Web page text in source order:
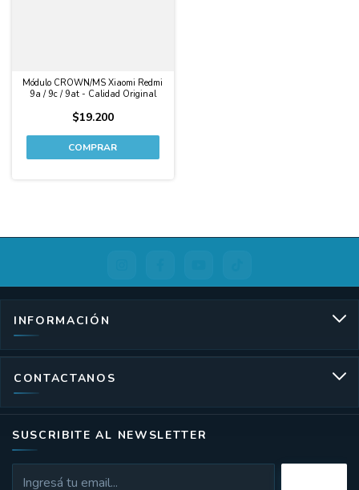
Módulo CROWN/MS Xiaomi Redmi
9a / 9c / 9at - Calidad Original
$19.200
INFORMACIÓN
CONTACTANOS
SUSCRIBITE AL NEWSLETTER